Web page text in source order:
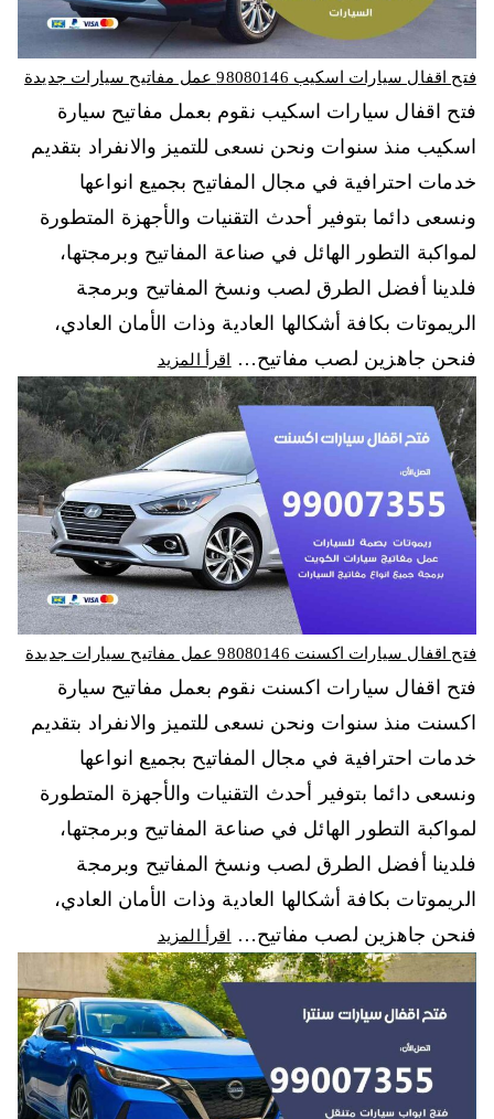
فتح اقفال سيارات اسكيب 98080146‬ عمل مفاتيح سيارات جديدة
فتح اقفال سيارات اسكيب نقوم بعمل مفاتيح سيارة
اسكيب منذ سنوات ونحن نسعى للتميز والانفراد بتقديم
خدمات احترافية في مجال المفاتيح بجميع انواعها
ونسعى دائما بتوفير أحدث التقنيات والأجهزة المتطورة
لمواكبة التطور الهائل في صناعة المفاتيح وبرمجتها،
فلدينا أفضل الطرق لصب ونسخ المفاتيح وبرمجة
الريموتات بكافة أشكالها العادية وذات الأمان العادي،
فنحن جاهزين لصب مفاتيح…
اقرأ المزيد
فتح اقفال سيارات اكسنت 98080146‬ عمل مفاتيح سيارات جديدة
فتح اقفال سيارات اكسنت نقوم بعمل مفاتيح سيارة
اكسنت منذ سنوات ونحن نسعى للتميز والانفراد بتقديم
خدمات احترافية في مجال المفاتيح بجميع انواعها
ونسعى دائما بتوفير أحدث التقنيات والأجهزة المتطورة
لمواكبة التطور الهائل في صناعة المفاتيح وبرمجتها،
فلدينا أفضل الطرق لصب ونسخ المفاتيح وبرمجة
الريموتات بكافة أشكالها العادية وذات الأمان العادي،
فنحن جاهزين لصب مفاتيح…
اقرأ المزيد